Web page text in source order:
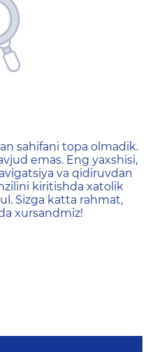
не
sahifani topa olmadik.
emas. Eng yaxshisi,
va qidiruvdan
kiritishda xatolik
Sizga katta rahmat,
xursandmiz!